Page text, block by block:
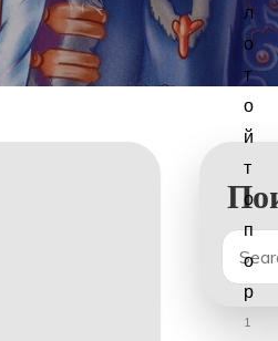
Search
for:
л
о
т
о
й
т
о
п
о
р
1